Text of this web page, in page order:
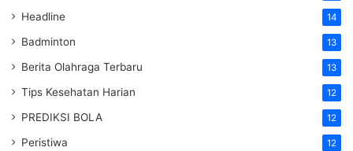
Headline 14
Badminton 13
Berita Olahraga Terbaru 13
Tips Kesehatan Harian 12
PREDIKSI BOLA 12
Peristiwa 12